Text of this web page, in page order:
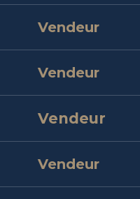
Vendeur
Vendeur
Vendeur
Vendeur